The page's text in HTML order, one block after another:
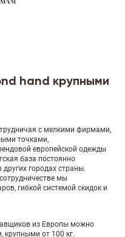
hand крупными
с мелкими фирмами,
точками,
европейской одежды
база постоянно
городах страны.
мы
гибкой системой скидок и
из Европы можно
крупными от 100 кг.